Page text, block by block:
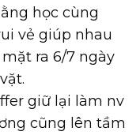
học cùng
vẻ giúp nhau
ra 6/7 ngày
giữ lại làm nv
cũng lên tầm